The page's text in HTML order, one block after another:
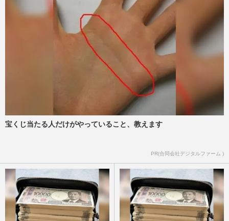
ソフトバンクホークス日本一の祝勝会リポ
ーターを務めたダレノガレ明美に「婚活に
来たんか」「最悪のリポー…
週刊女性PRIME 2025/10/31
ダレノガレ明美が事務所退所と独立を発
表 ローラ、マギー…ミックスタレントた
ちの芸能界“フェードアウト…
2024/7/26
“韓国通”芸能人が推すソウルの「ホットス
宝くじ当たる人だけがやっていること、教えます
PR(合同会社デジタルファーム )